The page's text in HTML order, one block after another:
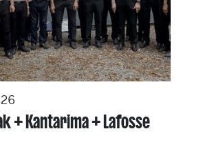
+ Kantarima + Lafosse